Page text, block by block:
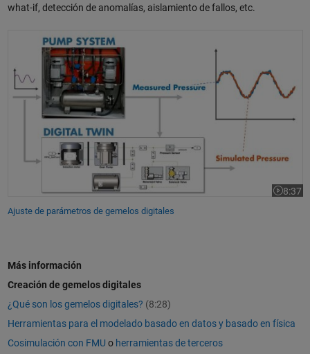
what-if, detección de anomalías, aislamiento de fallos, etc.
Ajuste de parámetros de gemelos digitales
8:37
Ajuste de parámetros de gemelos digitales
Más información
Creación de gemelos digitales
¿Qué son los gemelos digitales? (8:28)
Herramientas para el modelado basado en datos y basado en física
Cosimulación con FMU o herramientas de terceros